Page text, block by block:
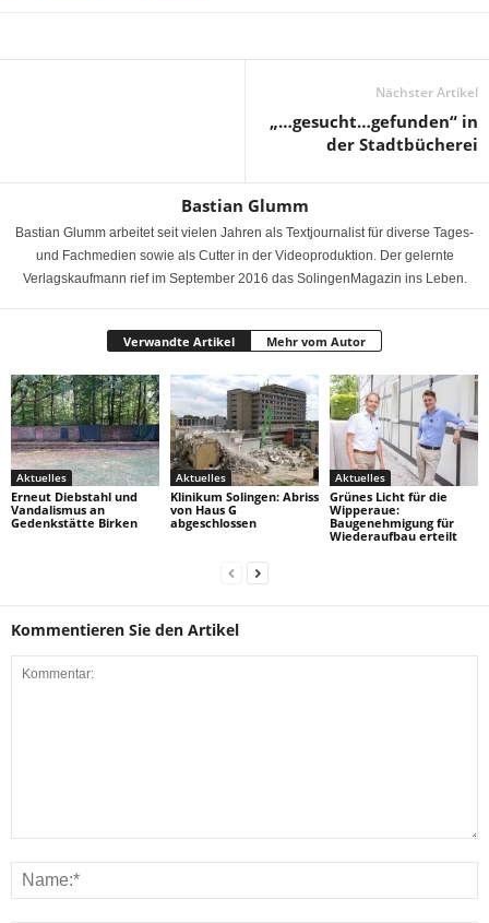
Nächster Artikel
„…gesucht…gefunden“ in
der Stadtbücherei
Bastian Glumm
Bastian Glumm arbeitet seit vielen Jahren als Textjournalist für diverse Tages-
und Fachmedien sowie als Cutter in der Videoproduktion. Der gelernte
Verlagskaufmann rief im September 2016 das SolingenMagazin ins Leben.
Verwandte Artikel Mehr vom Autor
Aktuelles
Erneut Diebstahl und
Vandalismus an
Gedenkstätte Birken
Aktuelles
Klinikum Solingen: Abriss
von Haus G
abgeschlossen
Aktuelles
Grünes Licht für die
Wipperaue:
Baugenehmigung für
Wiederaufbau erteilt
Kommentieren Sie den Artikel